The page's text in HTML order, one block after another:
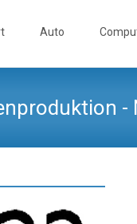
Auto
-